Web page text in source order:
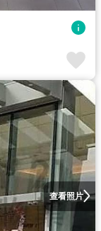
查看照片